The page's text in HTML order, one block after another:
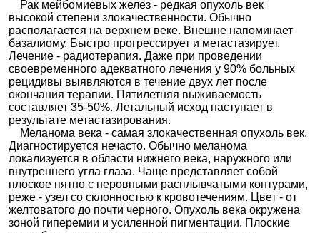
Рак мейбомиевых желез - редкая опухоль век
высокой степени злокачественности. Обычно
располагается на верхнем веке. Внешне напоминает
базалиому. Быстро прогрессирует и метастазирует.
Лечение - радиотерапия. Даже при проведении
своевременного адекватного лечения у 90% больных
рецидивы выявляются в течение двух лет после
окончания терапии. Пятилетняя выживаемость
составляет 35-50%. Летальный исход наступает в
результате метастазирования.
Меланома века - самая злокачественная опухоль век.
Диагностируется нечасто. Обычно меланома
локализуется в области нижнего века, наружного или
внутреннего угла глаза. Чаще представляет собой
плоское пятно с неровными расплывчатыми контурами,
реже - узел со склонностью к кровотечениям. Цвет - от
желтоватого до почти черного. Опухоль века окружена
зоной гиперемии и усиленной пигментации. Плоские